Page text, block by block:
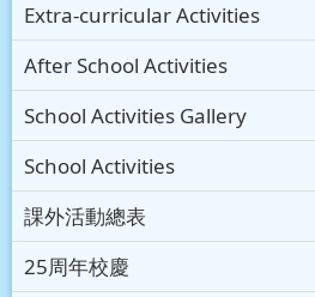
Extra-curricular Activities
After School Activities
School Activities Gallery
School Activities
課外活動總表
25周年校慶